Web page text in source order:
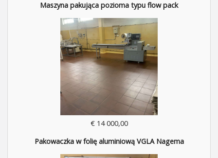
Maszyna pakująca pozioma typu flow pack
€ 14 000,00
Pakowaczka w folię aluminiową VGLA Nagema